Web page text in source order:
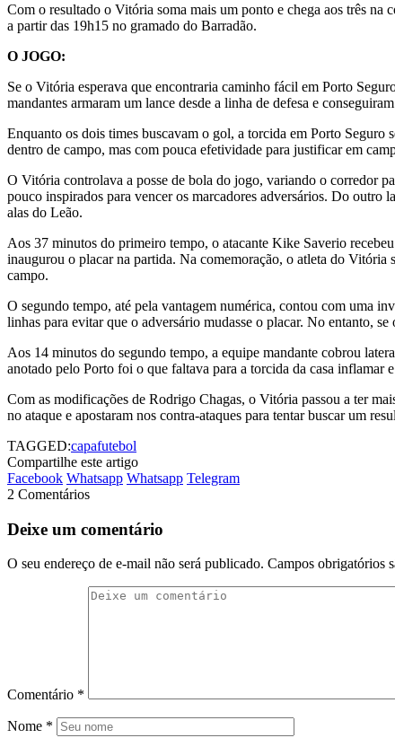
Com o resultado o Vitória soma mais um ponto e chega aos três na
a partir das 19h15 no gramado do Barradão.
O JOGO:
Se o Vitória esperava que encontraria caminho fácil em Porto
mandantes armaram um lance desde a linha de defesa e
Enquanto os dois times buscavam o gol, a torcida em Porto Seguro
dentro de campo, mas com pouca efetividade para justificar em
O Vitória controlava a posse de bola do jogo, variando o corredor
pouco inspirados para vencer os marcadores adversários. Do outro
alas do Leão.
Aos 37 minutos do primeiro tempo, o atacante Kike Saverio
inaugurou o placar na partida. Na comemoração, o atleta do
campo.
O segundo tempo, até pela vantagem numérica, contou com uma
linhas para evitar que o adversário mudasse o placar. No entanto,
Aos 14 minutos do segundo tempo, a equipe mandante cobrou
anotado pelo Porto foi o que faltava para a torcida da casa inflamar
Com as modificações de Rodrigo Chagas, o Vitória passou a ter
no ataque e apostaram nos contra-ataques para tentar buscar um
TAGGED:capafutebol
Compartilhe este artigo
Facebook Whatsapp Whatsapp Telegram
2 Comentários
Deixe um comentário
O seu endereço de e-mail não será publicado. Campos obrigatórios
Comentário *
Nome *